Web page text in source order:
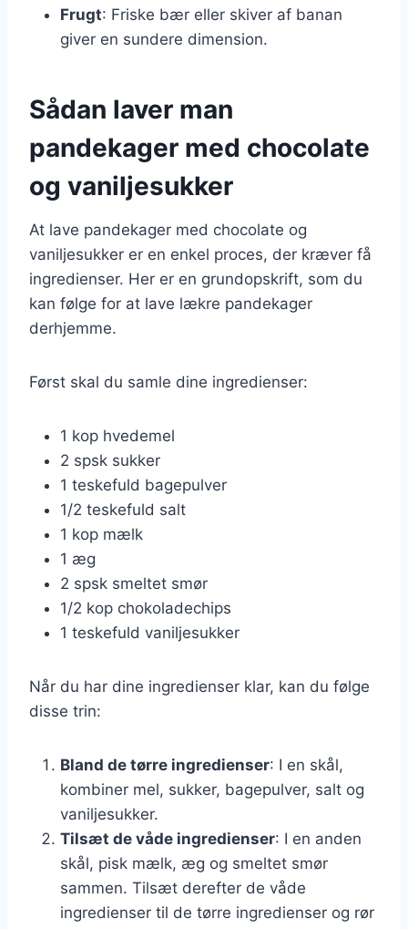
Frugt: Friske bær eller skiver af banan
giver en sundere dimension.
Sådan laver man
pandekager med chocolate
og vaniljesukker
At lave pandekager med chocolate og
vaniljesukker er en enkel proces, der kræver få
ingredienser. Her er en grundopskrift, som du
kan følge for at lave lækre pandekager
derhjemme.
Først skal du samle dine ingredienser:
1 kop hvedemel
2 spsk sukker
1 teskefuld bagepulver
1/2 teskefuld salt
1 kop mælk
1 æg
2 spsk smeltet smør
1/2 kop chokoladechips
1 teskefuld vaniljesukker
Når du har dine ingredienser klar, kan du følge
disse trin:
Bland de tørre ingredienser: I en skål,
kombiner mel, sukker, bagepulver, salt og
vaniljesukker.
Tilsæt de våde ingredienser: I en anden
skål, pisk mælk, æg og smeltet smør
sammen. Tilsæt derefter de våde
ingredienser til de tørre ingredienser og rør